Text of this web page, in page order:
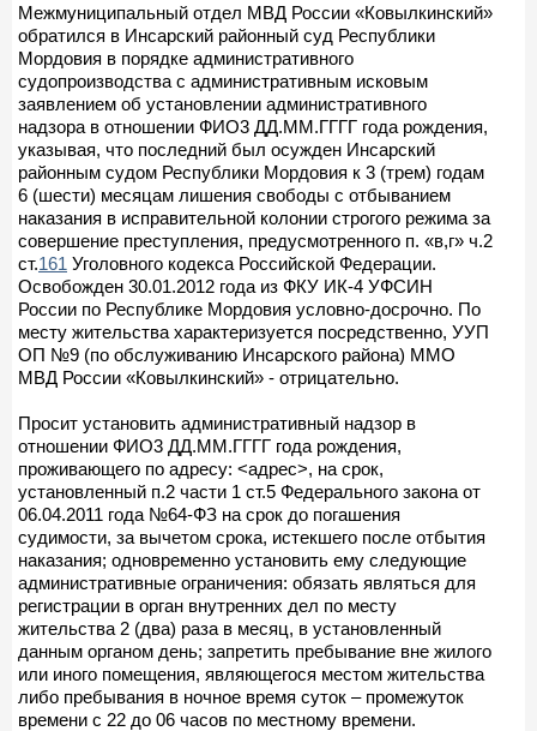
Межмуниципальный отдел МВД России «Ковылкинский»
обратился в Инсарский районный суд Республики
Мордовия в порядке административного
судопроизводства с административным исковым
заявлением об установлении административного
надзора в отношении ФИО3 ДД.ММ.ГГГГ года рождения,
указывая, что последний был осужден Инсарский
районным судом Республики Мордовия к 3 (трем) годам
6 (шести) месяцам лишения свободы с отбыванием
наказания в исправительной колонии строгого режима за
совершение преступления, предусмотренного п. «в,г» ч.2
ст.161 Уголовного кодекса Российской Федерации.
Освобожден 30.01.2012 года из ФКУ ИК-4 УФСИН
России по Республике Мордовия условно-досрочно. По
месту жительства характеризуется посредственно, УУП
ОП №9 (по обслуживанию Инсарского района) ММО
МВД России «Ковылкинский» - отрицательно.
Просит установить административный надзор в
отношении ФИО3 ДД.ММ.ГГГГ года рождения,
проживающего по адресу: <адрес>, на срок,
установленный п.2 части 1 ст.5 Федерального закона от
06.04.2011 года №64-ФЗ на срок до погашения
судимости, за вычетом срока, истекшего после отбытия
наказания; одновременно установить ему следующие
административные ограничения: обязать являться для
регистрации в орган внутренних дел по месту
жительства 2 (два) раза в месяц, в установленный
данным органом день; запретить пребывание вне жилого
или иного помещения, являющегося местом жительства
либо пребывания в ночное время суток – промежуток
времени с 22 до 06 часов по местному времени.